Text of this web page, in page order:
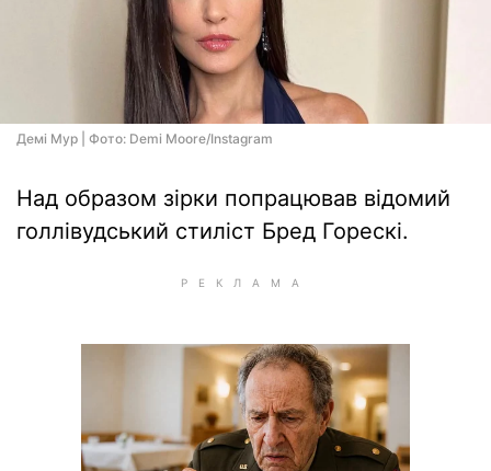
Демі Мур | Фото: Demi Moore/Instagram
Над образом зірки попрацював відомий
голлівудський стиліст Бред Горескі.